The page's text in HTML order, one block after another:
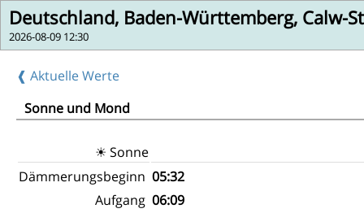
Deutschland, Baden-Württemberg, Calw-
2026-08-09 12:30
❰ Aktuelle Werte
Sonne und Mond
☀ Sonne
Dämmerungsbeginn 05:32
Aufgang 06:09